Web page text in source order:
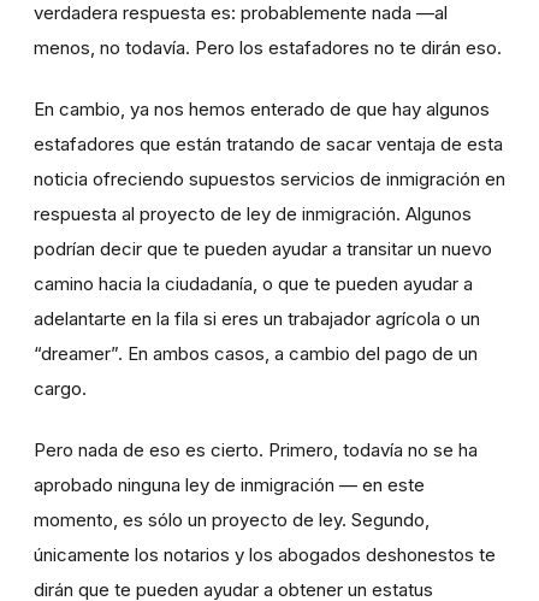
verdadera respuesta es: probablemente nada —al
menos, no todavía. Pero los estafadores no te dirán eso.
En cambio, ya nos hemos enterado de que hay algunos
estafadores que están tratando de sacar ventaja de esta
noticia ofreciendo supuestos servicios de inmigración en
respuesta al proyecto de ley de inmigración. Algunos
podrían decir que te pueden ayudar a transitar un nuevo
camino hacia la ciudadanía, o que te pueden ayudar a
adelantarte en la fila si eres un trabajador agrícola o un
“dreamer”. En ambos casos, a cambio del pago de un
cargo.
Pero nada de eso es cierto. Primero, todavía no se ha
aprobado ninguna ley de inmigración — en este
momento, es sólo un proyecto de ley. Segundo,
únicamente los notarios y los abogados deshonestos te
dirán que te pueden ayudar a obtener un estatus